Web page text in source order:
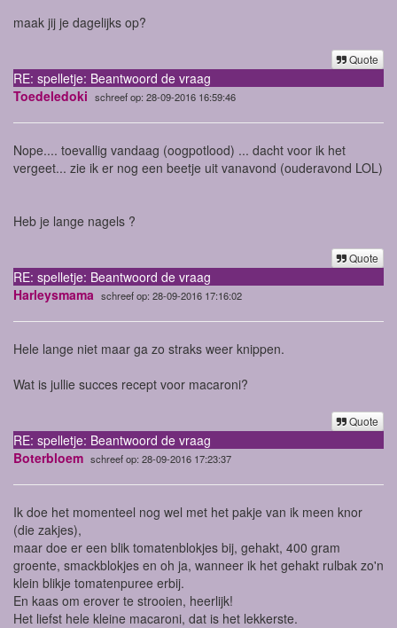
maak jij je dagelijks op?
Quote
RE: spelletje: Beantwoord de vraag
Toedeledoki schreef op: 28-09-2016 16:59:46
Nope.... toevallig vandaag (oogpotlood) ... dacht voor ik het
vergeet... zie ik er nog een beetje uit vanavond (ouderavond LOL)
Heb je lange nagels ?
Quote
RE: spelletje: Beantwoord de vraag
Harleysmama schreef op: 28-09-2016 17:16:02
Hele lange niet maar ga zo straks weer knippen.
Wat is jullie succes recept voor macaroni?
Quote
RE: spelletje: Beantwoord de vraag
Boterbloem schreef op: 28-09-2016 17:23:37
Ik doe het momenteel nog wel met het pakje van ik meen knor
(die zakjes),
maar doe er een blik tomatenblokjes bij, gehakt, 400 gram
groente, smackblokjes en oh ja, wanneer ik het gehakt rulbak zo'n
klein blikje tomatenpuree erbij.
En kaas om erover te strooien, heerlijk!
Het liefst hele kleine macaroni, dat is het lekkerste.